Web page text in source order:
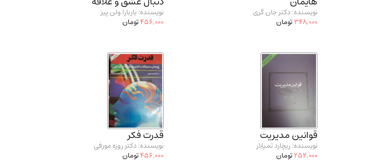
نویسنده: دکتر جان گری
348,000تومان
نویسنده: باربارا ولن پیز
456,000تومان
قوانین مدیریت
نویسنده: ریچارد تمپلار
252,000تومان
قدرت فکر
نویسنده: دکتر روزه مورفی
456,000تومان